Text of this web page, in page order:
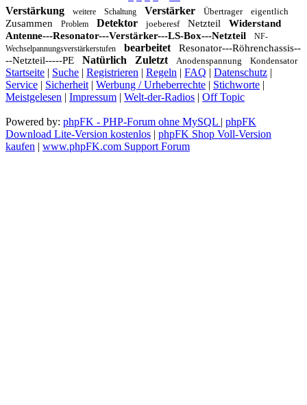
Verstärkung
weitere Schaltung Verstärker Übertrager eigentlich
Zusammen Problem Detektor joeberesf Netzteil
Widerstand
Antenne---Resonator---Verstärker---LS-Box---Netzteil
NF-
Wechselpannungsverstärkerstufen
bearbeitet
Resonator---Röhrenchassis--
--Netzteil-----PE
Natürlich Zuletzt Anodenspannung Kondensator
Startseite | Suche | Registrieren | Regeln | FAQ | Datenschutz |
Service | Sicherheit | Werbung / Urheberrechte | Stichworte |
Meistgelesen | Impressum | Welt-der-Radios | Off Topic
Powered by: phpFK - PHP-Forum ohne MySQL | phpFK
Download Lite-Version kostenlos | phpFK Shop Voll-Version
kaufen | www.phpFK.com Support Forum